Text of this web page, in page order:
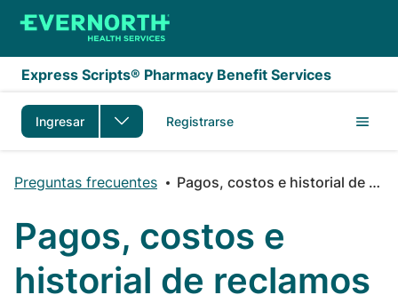
Saltar al contenido principal
Express Scripts® Pharmacy Benefit Services
Ingresar Registrarse
Preguntas frecuentes Pagos, costos e historial de reclamos
Pagos, costos e
historial de reclamos